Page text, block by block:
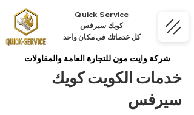
Quick Service
كويك سيرفس
كل خدماتك في مكان واحد
شركة وايت مون للتجارة العامة والمقاولات
خدمات الكويت كويك
سيرفس